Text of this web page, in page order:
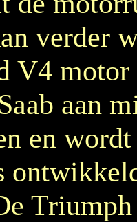
verder
V4
aan
en